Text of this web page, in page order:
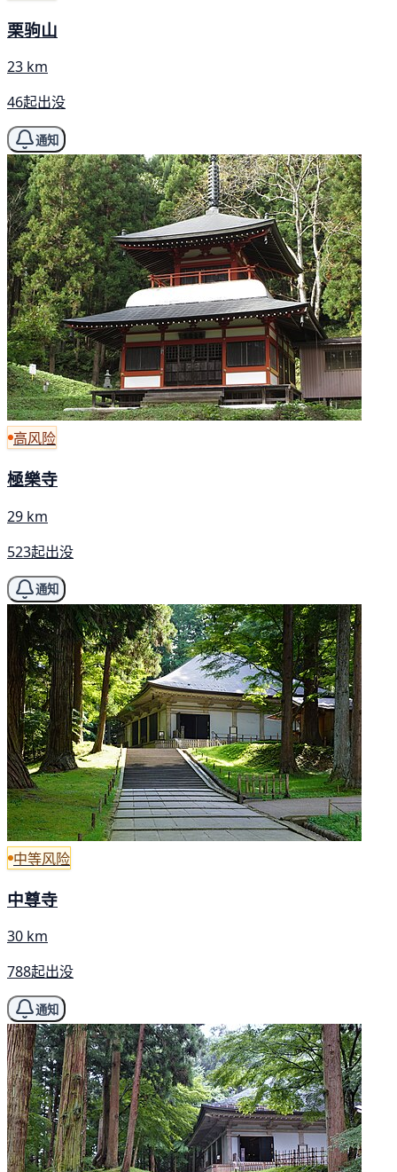
栗驹山
23 km
46起出没
通知
高风险
極樂寺
29 km
523起出没
通知
中等风险
中尊寺
30 km
788起出没
通知